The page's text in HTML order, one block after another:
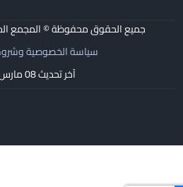
جميع الحقوق محفوظة © المجمع
سياسة الخصوصية وشروط
آخر تحديث 08 مارس 2023